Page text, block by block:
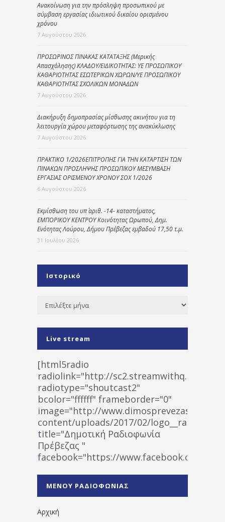
Ανακοίνωση για την πρόσληψη προσωπικού με
σύμβαση εργασίας ιδιωτικού δικαίου ορισμένου
χρόνου
7 Αυγούστου 2026
ΠΡΟΣΩΡΙΝΟΣ ΠΙΝΑΚΑΣ ΚΑΤΑΤΑΞΗΣ (Μερικής
Απασχόλησης) ΚΛΑΔΟΥ/ΕΙΔΙΚΟΤΗΤΑΣ: ΥΕ ΠΡΟΣΩΠΙΚΟΥ
ΚΑΘΑΡΙΟΤΗΤΑΣ ΕΣΩΤΕΡΙΚΩΝ ΧΩΡΩΝ/ΥΕ ΠΡΟΣΩΠΙΚΟΥ
ΚΑΘΑΡΙΟΤΗΤΑΣ ΣΧΟΛΙΚΩΝ ΜΟΝΑΔΩΝ
7 Αυγούστου 2026
Διακήρυξη δημοπρασίας μίσθωσης ακινήτου για τη
λειτουργία χώρου μεταφόρτωσης της ανακύκλωσης
7 Αυγούστου 2026
ΠΡΑΚΤΙΚΟ 1/2026ΕΠΙΤΡΟΠΗΣ ΓΙΑ ΤΗΝ ΚΑΤΑΡΤΙΣΗ ΤΩΝ
ΠΙΝΑΚΩΝ ΠΡΟΣΛΗΨΗΣ ΠΡΟΣΩΠΙΚΟΥ ΜΕΣΥΜΒΑΣΗ
ΕΡΓΑΣΙΑΣ ΟΡΙΣΜΕΝΟΥ ΧΡΟΝΟΥ ΣΟΧ 1/2026
6 Αυγούστου 2026
Εκμίσθωση του υπ΄ αριθ. -14- καταστήματος,
ΕΜΠΟΡΙΚΟΥ ΚΕΝΤΡΟΥ Κοινότητας Ωρωπού, Δημ.
Ενότητας Λούρου, Δήμου Πρέβεζας εμβαδού 17,50 τ.μ.
31 Ιουλίου 2026
Ιστορικό
Ιστορικό
Live stream
[html5radio
radiolink="http://
radiotype="shoutcast2"
bcolor="ffffff" frameborder="0"
image="http://www.dimosprevezas.gr/wp-
content/uploads/2017/02/
title="Δημοτική Ραδιοφωνία
Πρέβεζας "
facebook="https://www.facebook.com/
1531194763766854/" artist="" ]
ΜΕΝΟΥ ΡΑΔΙΟΦΩΝΙΑΣ
Αρχική